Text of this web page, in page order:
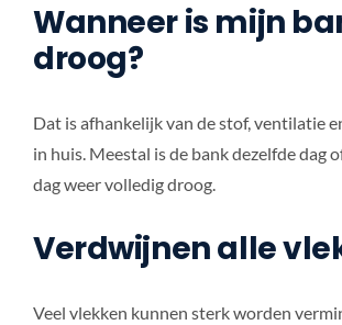
Wanneer is mijn
droog?
Dat is afhankelijk van de stof, ventilatie
in huis. Meestal is de bank dezelfde dag
dag weer volledig droog.
Verdwijnen alle
Veel vlekken kunnen sterk worden